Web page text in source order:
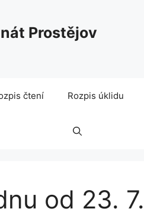
Prostějov
čtení Rozpis úklidu
od 23. 7.